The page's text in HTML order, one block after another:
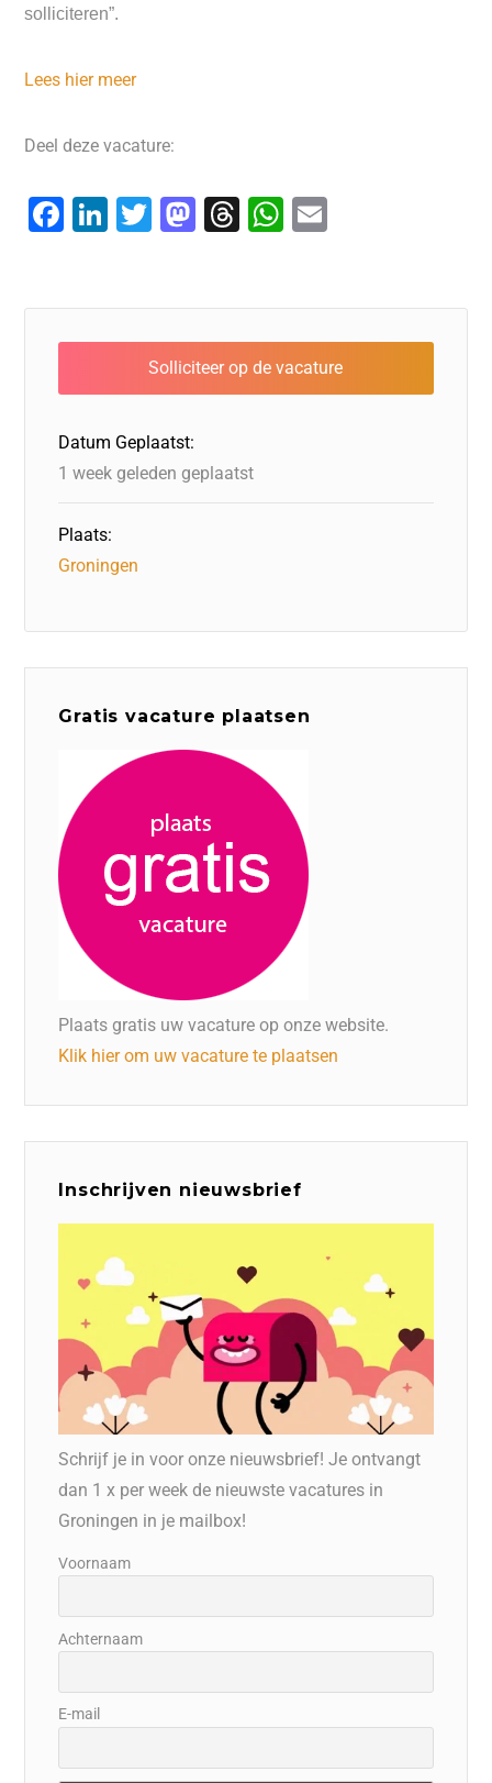
solliciteren”.
Lees hier meer
Deel deze vacature:
F
e
b
o
o
k
Li
e
dI
n
T
er
M
o
d
o
T
a
d
s
W
s
A
p
l
Datum Geplaatst:
1 week geleden geplaatst
Plaats:
Groningen
Gratis vacature plaatsen
Plaats gratis uw vacature op onze website.
Klik hier om uw vacature te plaatsen
Inschrijven nieuwsbrief
Schrijf je in voor onze nieuwsbrief! Je ontvangt
dan 1 x per week de nieuwste vacatures in
Groningen in je mailbox!
Voornaam
Achternaam
E-mail